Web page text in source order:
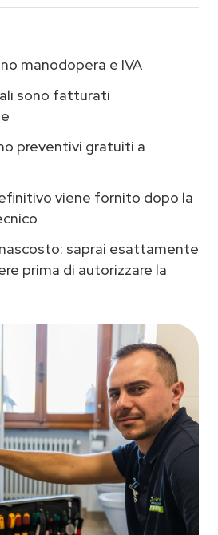
manodopera e IVA
sono fatturati
preventivi gratuiti a
viene fornito dopo la
saprai esattamente
prima di autorizzare la